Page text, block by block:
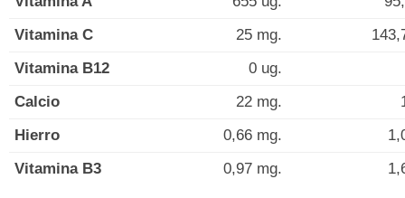
Vitamina C
25 mg.
Vitamina B12
0 ug.
Calcio
22 mg.
Hierro
0,66 mg.
Vitamina B3
0,97 mg.